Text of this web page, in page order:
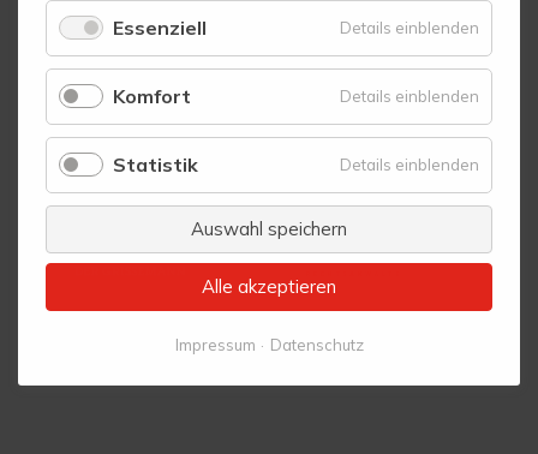
Vielen Dank an unsere Ermöglicher:
Essenziell Details einblenden
Komfort Details einblenden
Komfort
Statistik Details einblenden
Statistik
Auswahl speichern
Alle akzeptieren
Impressum Datenschutz